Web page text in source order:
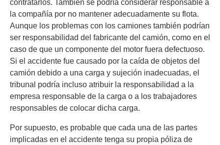
contratarlos. También se podría considerar responsable a
la compañía por no mantener adecuadamente su flota.
Aunque los problemas con los camiones también podrían
ser responsabilidad del fabricante del camión, como en el
caso de que un componente del motor fuera defectuoso.
Si el accidente fue causado por la caída de objetos del
camión debido a una carga y sujeción inadecuadas, el
tribunal podría incluso atribuir la responsabilidad a la
empresa responsable de la carga o a los trabajadores
responsables de colocar dicha carga.
Por supuesto, es probable que cada una de las partes
implicadas en el accidente tenga su propia póliza de